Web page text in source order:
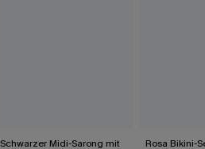
Schwarzer Midi-Sarong mit Rosa Bikini-